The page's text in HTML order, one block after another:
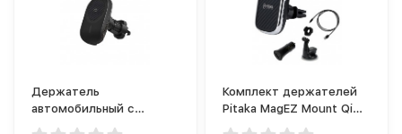
Держатель
автомобильный с
зарядкой Pitaka MagEZ
Комплект держателей
Pitaka MagEZ Mount Qi
Combo СMS003QCP